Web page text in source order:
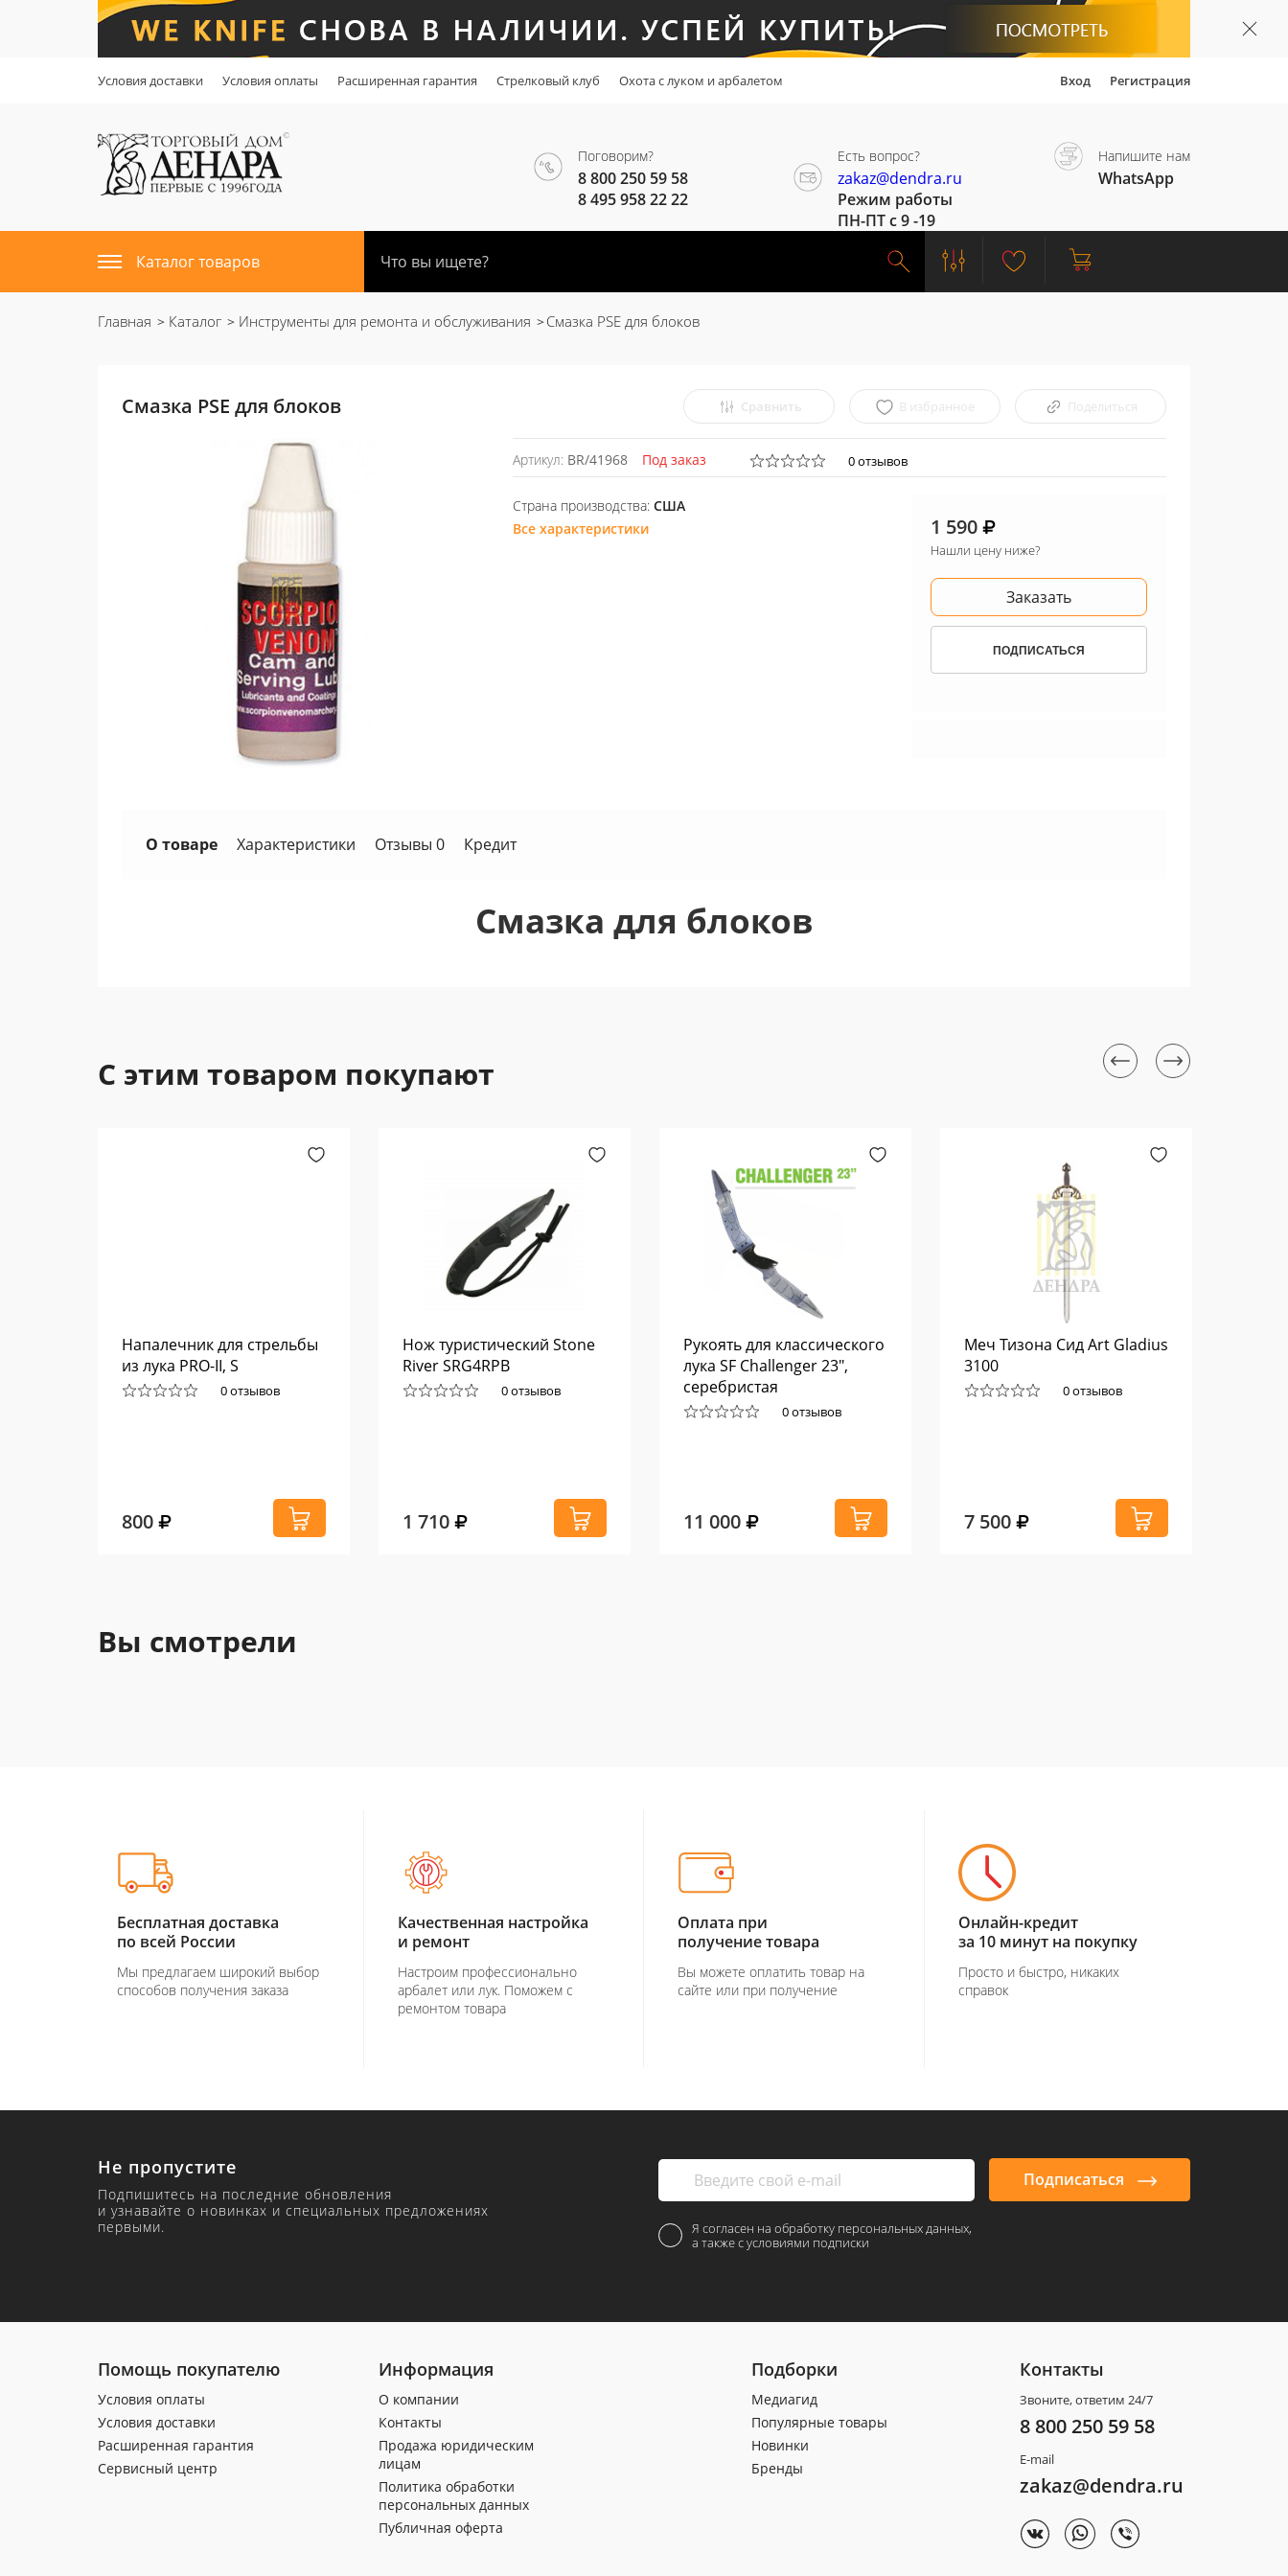
Условия доставки Условия оплаты Расширенная гарантия Стрелковый клуб Охота с луком и арбалетом Вход Регистрация
Поговорим?
8 800 250 59 58
8 495 958 22 22
Есть вопрос?
zakaz@dendra.ru
Режим работы
ПН-ПТ с 9 -19
Напишите нам
WhatsApp
Каталог товаров
Главная Каталог Инструменты для ремонта и обслуживания Смазка PSE для блоков
Смазка PSE для блоков Сравнить В избранное Поделиться
Артикул: BR/41968 Под заказ 0 отзывов
Страна производства:США
Все характеристики
1 590
Нашли цену ниже?
Заказать
ПОДПИСАТЬСЯ
О товаре Характеристики Отзывы 0 Кредит
Смазка для блоков
С этим товаром покупают
Напалечник для стрельбы
из лука PRO-II, S
0 отзывов
800
Нож туристический Stone
River SRG4RPB
0 отзывов
1 710
Рукоять для классического
лука SF Challenger 23",
серебристая
0 отзывов
11 000
Меч Тизона Сид Art Gladius
3100
0 отзывов
7 500
Вы смотрели
Бесплатная доставка
по всей России
Мы предлагаем широкий выбор
способов получения заказа
Качественная настройка
и ремонт
Настроим профессионально
арбалет или лук. Поможем с
ремонтом товара
Оплата при
получение товара
Вы можете оплатить товар на
сайте или при получение
Онлайн-кредит
за 10 минут на покупку
Просто и быстро, никаких
справок
Не пропустите
Подпишитесь на последние обновления
и узнавайте о новинках и специальных предложениях
первыми.
Подписаться
Я согласен на обработку персональных данных,
а также с условиями подписки
Помощь покупателю
Условия оплаты
Условия доставки
Расширенная гарантия
Сервисный центр
Информация
О компании
Контакты
Продажа юридическим
лицам
Политика обработки
персональных данных
Публичная оферта
Подборки
Медиагид
Популярные товары
Новинки
Бренды
Контакты
Звоните, ответим 24/7
8 800 250 59 58
E-mail
zakaz@dendra.ru